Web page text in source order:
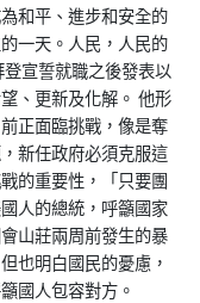
和平、進步和安全的
一天。人民，人民的
宣誓就職之後發表以
、更新及化解。 他形
正面臨挑戰，像是奪
新任政府必須克服這
的重要性，「只要團
人的總統，呼籲國家
山莊兩周前發生的暴
也明白國民的憂慮，
國人包容對方。